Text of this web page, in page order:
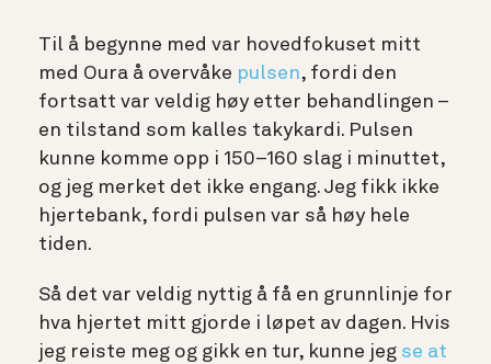
Til å begynne med var hovedfokuset mitt
med Oura å overvåke pulsen, fordi den
fortsatt var veldig høy etter behandlingen –
en tilstand som kalles takykardi. Pulsen
kunne komme opp i 150–160 slag i minuttet,
og jeg merket det ikke engang. Jeg fikk ikke
hjertebank, fordi pulsen var så høy hele
tiden.
Så det var veldig nyttig å få en grunnlinje for
hva hjertet mitt gjorde i løpet av dagen. Hvis
jeg reiste meg og gikk en tur, kunne jeg se at